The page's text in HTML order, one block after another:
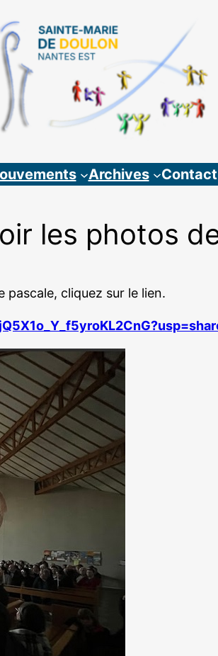
Archives Contact
les photos
pascale, cliquez sur le lien.